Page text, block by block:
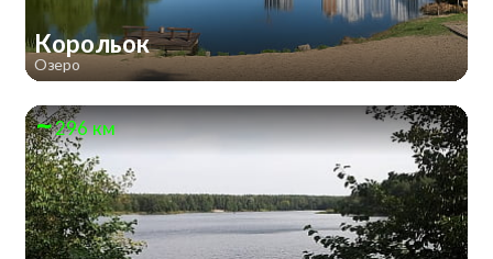
Корольок
Озеро
296 км